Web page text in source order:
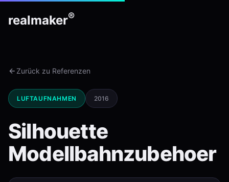
realmaker®
Zurück zu Referenzen
LUFTAUFNAHMEN 2016
Silhouette
Modellbahnzubehoer